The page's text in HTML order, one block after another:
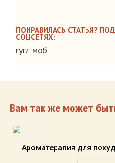
ПОНРАВИЛАСЬ СТАТЬЯ?
СОЦСЕТЯХ:
гугл моб
Вам так же может
Ароматерапия для